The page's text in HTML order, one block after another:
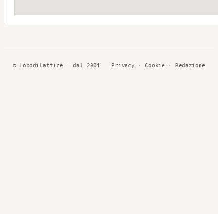
© Lobodilattice — dal 2004 Privacy · Cookie · Redazione